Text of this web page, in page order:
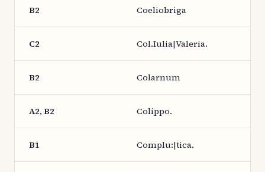
B2 Coeliobriga
C2 Col.Iulia|Valeria.
B2 Colarnum
A2, B2 Colippo.
B1 Complu:|tica.